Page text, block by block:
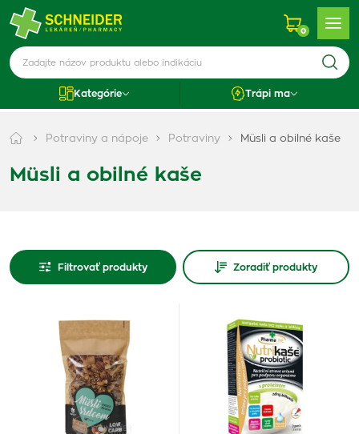
0
Kategórie Trápi ma
Potraviny a nápoje Potraviny Müsli a obilné kaše
Müsli a obilné kaše
Filtrovať produkty Zoradiť produkty